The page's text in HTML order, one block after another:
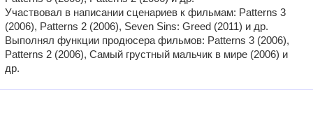
Участвовал в написании сценариев к фильмам: Patterns 3
(2006), Patterns 2 (2006), Seven Sins: Greed (2011) и др.
Выполнял функции продюсера фильмов: Patterns 3 (2006),
Patterns 2 (2006), Самый грустный мальчик в мире (2006) и
др.